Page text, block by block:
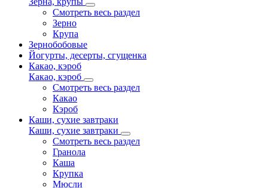
Смотреть весь раздел
Зерно
Крупа
Зернобобовые
Йогурты, десерты, сгущенка
Какао, кэроб
Какао, кэроб
Смотреть весь раздел
Какао
Кэроб
Каши, сухие завтраки
Каши, сухие завтраки
Смотреть весь раздел
Гранола
Каша
Крупка
Мюсли